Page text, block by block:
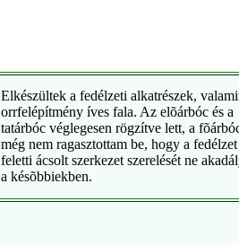
Elkészültek a fedélzeti alkatrészek,
orrfelépítmény íves fala. Az elõárbóc és a
tatárbóc véglegesen rögzítve lett, a
még nem ragasztottam be, hogy a fedélzet
feletti ácsolt szerkezet szerelését ne
a késõbbiekben.